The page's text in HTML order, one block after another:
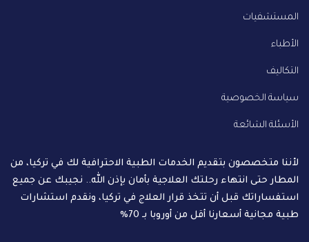
المستشفيات
الأطباء
التكاليف
سياسة الخصوصية
الأسئلة الشائعة
لأننا متخصصون بتقديم الخدمات الطبية الاحترافية لك في تركيا، من
المطار حتى انتهاء رحلتك العلاجية بأمان بإذن الله.. نجيبك عن جميع
استفساراتك قبل أن تتخذ قرار العلاج في تركيا، ونقدم استشارات
طبية مجانية أسعارنا أقل من أوروبا بـ 70%